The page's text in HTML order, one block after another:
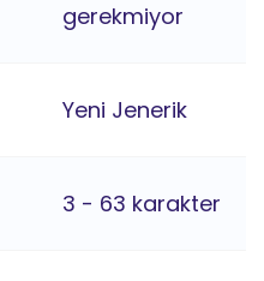
gerekmiyor
Yeni Jenerik
3 - 63 karakter